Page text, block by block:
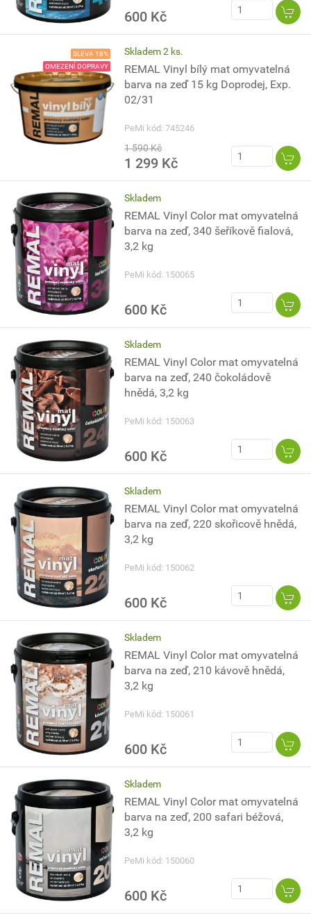
600 Kč
SLEVA 18%
OMEZENÍ DOPRAVY
Skladem 2 ks.
REMAL Vinyl bílý mat omyvatelná
barva na zeď 15 kg Doprodej, Exp.
02/31
PeMi kód: 745246
1 590 Kč
1 299 Kč
Skladem
REMAL Vinyl Color mat omyvatelná
barva na zeď, 340 šeříkově fialová,
3,2 kg
PeMi kód: 150065
600 Kč
Skladem
REMAL Vinyl Color mat omyvatelná
barva na zeď, 240 čokoládově
hnědá, 3,2 kg
PeMi kód: 150063
600 Kč
Skladem
REMAL Vinyl Color mat omyvatelná
barva na zeď, 220 skořicově hnědá,
3,2 kg
PeMi kód: 150062
600 Kč
Skladem
REMAL Vinyl Color mat omyvatelná
barva na zeď, 210 kávově hnědá,
3,2 kg
PeMi kód: 150061
600 Kč
Skladem
REMAL Vinyl Color mat omyvatelná
barva na zeď, 200 safari béžová,
3,2 kg
PeMi kód: 150060
600 Kč